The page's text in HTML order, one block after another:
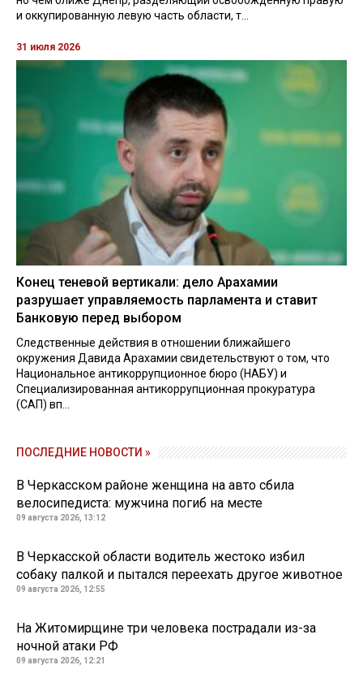
и оккупированную левую часть области, т...
31 июля 2026
Конец теневой вертикали: дело Арахамии
разрушает управляемость парламента и ставит
Банковую перед выбором
Следственные действия в отношении ближайшего
окружения Давида Арахамии свидетельствуют о том, что
Национальное антикоррупционное бюро (НАБУ) и
Специализированная антикоррупционная прокуратура
(САП) вп...
ПОСЛЕДНИЕ НОВОСТИ »
В Черкасском районе женщина на авто сбила
велосипедиста: мужчина погиб на месте
09 августа 2026, 13:12
В Черкасской области водитель жестоко избил
собаку палкой и пытался переехать другое животное
09 августа 2026, 12:55
На Житомирщине три человека пострадали из-за
ночной атаки РФ
09 августа 2026, 12:21